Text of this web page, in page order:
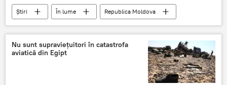
Știri În lume
Republica Moldova
România
Andrian Candu
Incendiu
Condoleanţe
Gheorghe Brega
Incendiu în clubul "Colectiv" din Bucureşti
Nu sunt supravieţuitori în catastrofa
aviatică din Egipt